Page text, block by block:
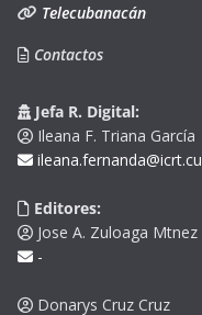
Telecubanacán
Contactos
Jefa R. Digital:
Ileana F. Triana García
ileana.fernanda@icrt.cu
Editores:
Jose A. Zuloaga Mtnez
-
Donarys Cruz Cruz